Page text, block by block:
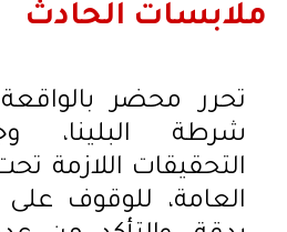
ملابسات الحادث
تحرر محضر
شرطة البلينا،
التحقيقات اللازمة
العامة، للوقوف